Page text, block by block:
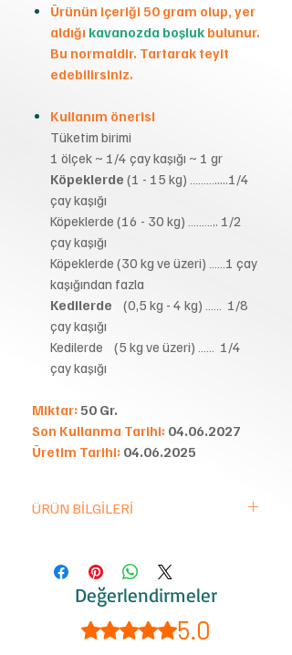
Ürünün içeriği 50 gram olup, yer
aldığı kavanozda boşluk bulunur.
Bu normaldir. Tartarak teyit
edebilirsiniz.
Kullanım önerisi
Tüketim birimi
1 ölçek ~ 1/4 çay kaşığı ~ 1 gr
Köpeklerde (1 - 15 kg) ……….....1/4
çay kaşığı
Köpeklerde (16 - 30 kg) ……….. 1/2
çay kaşığı
Köpeklerde (30 kg ve üzeri) ……1 çay
kaşığından fazla
Kedilerde
(0,5 kg - 4 kg) …… 1/8
çay kaşığı
Kedilerde (5 kg ve üzeri) …… 1/4
çay kaşığı
Miktar: 50 Gr.
Son Kullanma Tarihi: 04.06.2027
Üretim Tarihi: 04.06.2025
ÜRÜN BİLGİLERİ
Tatlandırıcı içermez,
Aroma içermez,
Koruyucu içermez,
Renklendirici içermez.
Değerlendirmeler
5 üzerinden 5 yıldız
5.0